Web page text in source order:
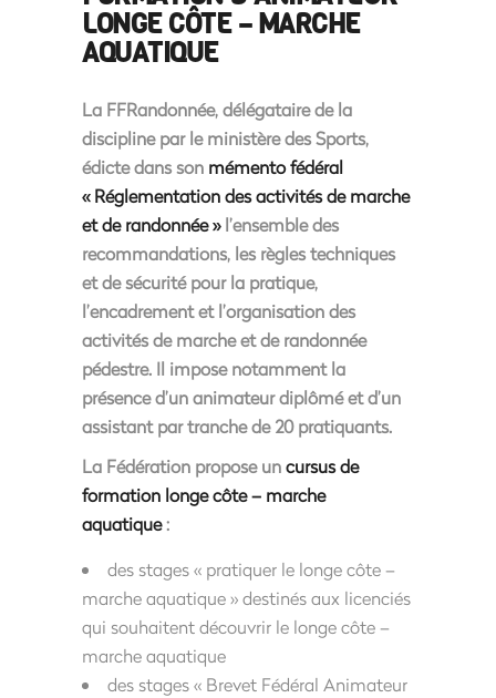
LONGE CÔTE – MARCHE
AQUATIQUE
La FFRandonnée, délégataire de la
discipline par le ministère des Sports,
édicte dans son mémento fédéral
« Réglementation des activités de marche
et de randonnée »l’ensemble des
recommandations, les règles techniques
et de sécurité pour la pratique,
l’encadrement et l’organisation des
activités de marche et de randonnée
pédestre. Il impose notamment la
présence d’un animateur diplômé et d’un
assistant par tranche de 20 pratiquants.
La Fédération propose uncursus de
formation longe côte – marche
aquatique:
des stages « pratiquer le longe côte –
marche aquatique » destinés aux licenciés
qui souhaitent découvrir le longe côte –
marche aquatique
des stages « Brevet Fédéral Animateur